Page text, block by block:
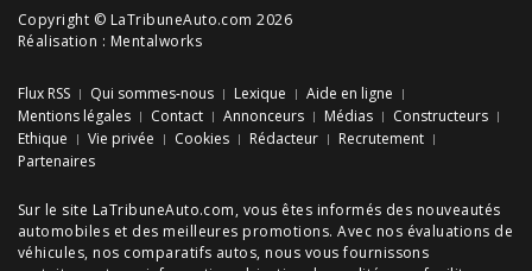
Copyright © LaTribuneAuto.com 2026
Réalisation : Mentalworks
Flux RSS Qui sommes-nous Lexique
Aide en ligne
Mentions légales
Contact Annonceurs Médias
Constructeurs
Ethique
Vie privée Cookies Rédacteur
Recrutement
Partenaires
Sur le site LaTribuneAuto.com, vous êtes informés des nouveautés
automobiles et des meilleures promotions. Avec nos évaluations de
véhicules, nos comparatifs autos, nous vous fournissons